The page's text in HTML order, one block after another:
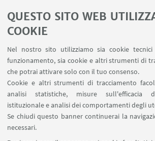
QUESTO SITO WEB
COOKIE
Nel nostro sito utilizziamo sia cookie
funzionamento, sia cookie e altri strumenti di
che potrai attivare solo con il tuo consenso.
Cookie e altri strumenti di tracciamento
analisi statistiche, misure sull'efficacia
istituzionale e analisi dei comportamenti degli
Se chiudi questo banner continuerai la
necessari.
Durata: 2 ore
Il seminario è in lingua italiana.
Se hai bisogni speciali ti chiediamo
in anticipo in modo da creare un
inclusivo che favorisca la più ampia
Ingresso gratuito con iscrizione